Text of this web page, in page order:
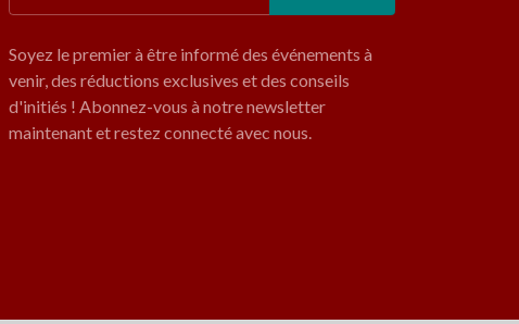
Soyez le premier à être informé des événements à
venir, des réductions exclusives et des conseils
d'initiés ! Abonnez-vous à notre newsletter
maintenant et restez connecté avec nous.